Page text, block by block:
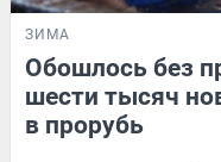
ЗИМА
Обошлось без
шести тысяч
в прорубь